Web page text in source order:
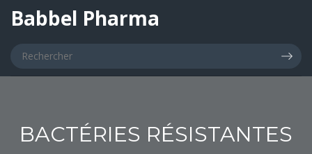
Babbel Pharma
BACTÉRIES RÉSISTANTES